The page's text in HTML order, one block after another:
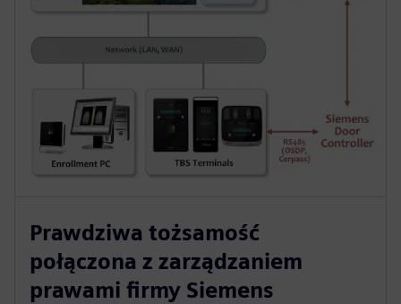
Prawdziwa tożsamość
połączona z zarządzaniem
prawami firmy Siemens